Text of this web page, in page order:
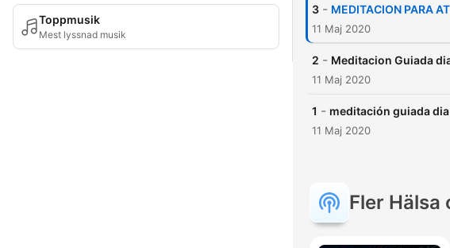
Toppmusik
Mest lyssnad musik
3 - MEDITACION PARA
11 Maj 2020
2 - Meditacion Guiada
11 Maj 2020
1 - meditación guiada dia
11 Maj 2020
Fler